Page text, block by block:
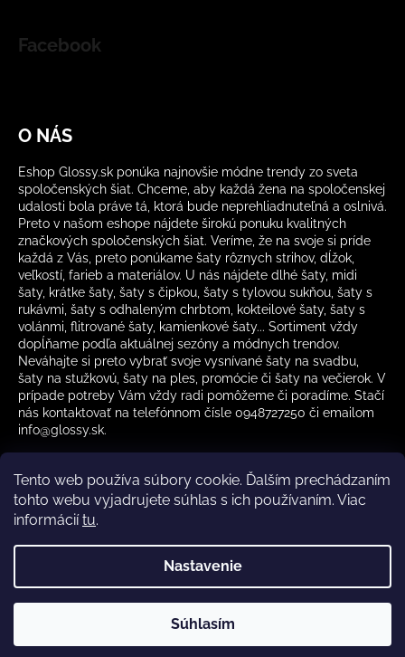
Tento web používa súbory cookie. Ďalším prechádzaním
tohto webu vyjadrujete súhlas s ich používaním. Viac
informáciítu.
Nastavenie
Súhlasím
Facebook
O NÁS
Eshop Glossy.sk ponúka najnovšie módne trendy zo sveta
spoločenských šiat. Chceme, aby každá žena na spoločenskej
udalosti bola práve tá, ktorá bude neprehliadnuteľná a oslnivá.
Preto v našom eshope nájdete širokú ponuku kvalitných
značkových spoločenských šiat. Veríme, že na svoje si príde
každá z Vás, preto ponúkame šaty rôznych strihov, dĺžok,
veľkostí, farieb a materiálov. U nás nájdete dlhé šaty, midi
šaty, krátke šaty, šaty s čipkou, šaty s tylovou sukňou, šaty s
rukávmi, šaty s odhaleným chrbtom, kokteilové šaty, šaty s
volánmi, flitrované šaty, kamienkové šaty... Sortiment vždy
dopĺňame podľa aktuálnej sezóny a módnych trendov.
Neváhajte si preto vybrať svoje vysnívané šaty na svadbu,
šaty na stužkovú, šaty na ples, promócie či šaty na večierok. V
prípade potreby Vám vždy radi pomôžeme či poradíme. Stačí
nás kontaktovať na telefónnom čísle 0948727250 či emailom
info@glossy.sk.
Kamenná predajňa otváracia doba CZ
Glossy.sk. Všetky práva vyhradené.